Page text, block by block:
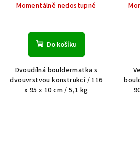
Momentálně nedostupné
Do košíku
Dvoudílná bouldermatka s
dvouvrstvou konstrukcí / 116
x 95 x 10 cm / 5,1 kg